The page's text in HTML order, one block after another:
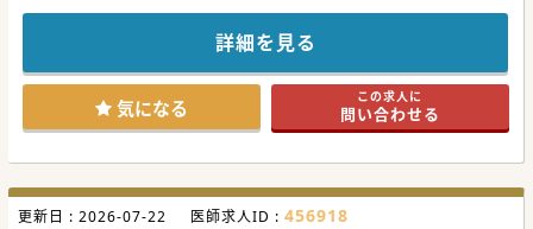
うな地域の医療にご興味があるドクターですと大歓迎です♪
詳細を見る
気になる この求人に
問い合わせる
更新日 : 2026-07-22 医師求人ID : 456918